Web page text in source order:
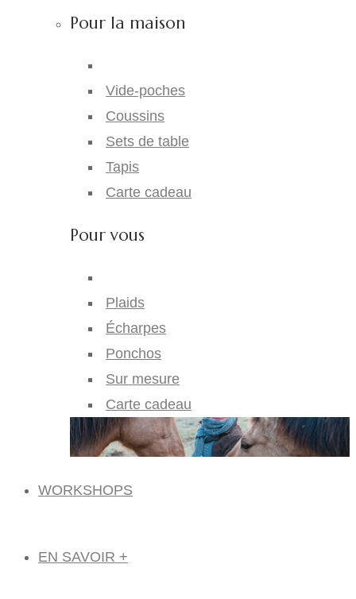
Pour la maison
Vide-poches
Coussins
Sets de table
Tapis
Carte cadeau
Pour vous
Plaids
Écharpes
Ponchos
Sur mesure
Carte cadeau
WORKSHOPS
EN SAVOIR +